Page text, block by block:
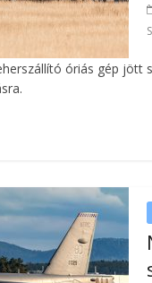
óriás gép